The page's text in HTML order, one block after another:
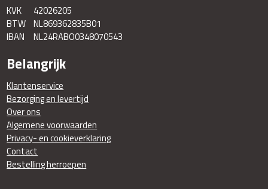
KVK
42026205
BTW NL869362835B01
IBAN
NL24RABO0348070543
Belangrijk
Klantenservice
Bezorging en levertijd
Over ons
Algemene voorwaarden
Privacy- en cookieverklaring
Contact
Bestelling herroepen